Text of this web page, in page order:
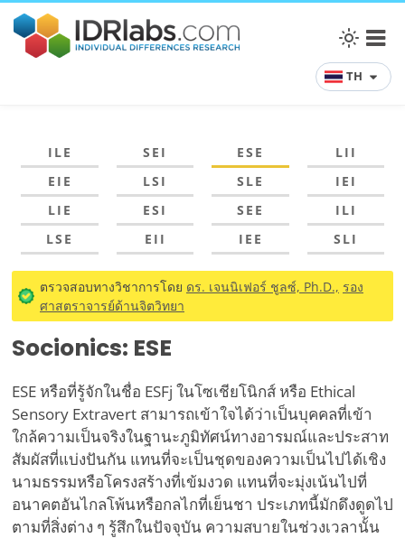
TH
ILE SEI ESE
LII
EIE
LSI SLE
IEI
LIE
ESI SEE
ILI
LSE
EII IEE SLI
ตรวจสอบทางวิชาการโดย ดร. เจนนิเฟอร์ ชูลซ์, Ph.D., รอง
ศาสตราจารย์ด้านจิตวิทยา
Socionics: ESE
ESE หรือที่รู้จักในชื่อ ESFj ในโซเชียโนิกส์ หรือ Ethical
Sensory Extravert สามารถเข้าใจได้ว่าเป็นบุคคลที่เข้า
ใกล้ความเป็นจริงในฐานะภูมิทัศน์ทางอารมณ์และประสาท
สัมผัสที่แบ่งปันกัน แทนที่จะเป็นชุดของความเป็นไปได้เชิง
นามธรรมหรือโครงสร้างที่เข้มงวด แทนที่จะมุ่งเน้นไปที่
อนาคตอันไกลโพ้นหรือกลไกที่เย็นชา ประเภทนี้มักดึงดูดไป
ตามที่สิ่งต่าง ๆ รู้สึกในปัจจุบัน ความสบายในช่วงเวลานั้น